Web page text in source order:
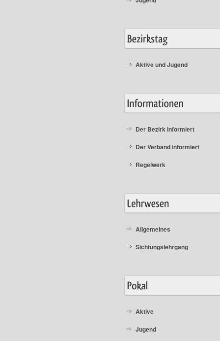
Aktive und Jugend
Der Bezirk informiert
Der Verband informiert
Regelwerk
Allgemeines
Sichtungslehrgang
Aktive
Jugend